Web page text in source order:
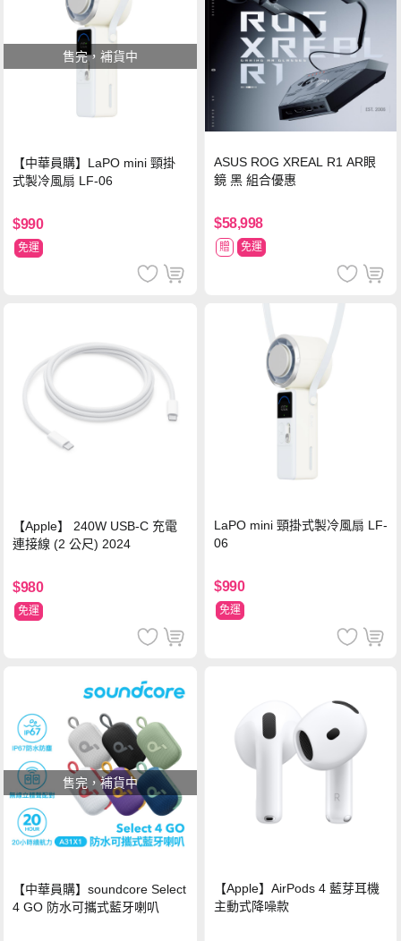
售完，補貨中
【中華員購】LaPO mini 頸掛
式製冷風扇 LF-06
$990
免運
ASUS ROG XREAL R1 AR眼
鏡 黑 組合優惠
$58,998
贈 免運
【Apple】 240W USB-C 充電
連接線 (2 公尺) 2024
$980
免運
LaPO mini 頸掛式製冷風扇 LF-
06
$990
免運
售完，補貨中
【中華員購】soundcore Select
4 GO 防水可攜式藍牙喇叭
【Apple】AirPods 4 藍芽耳機
主動式降噪款